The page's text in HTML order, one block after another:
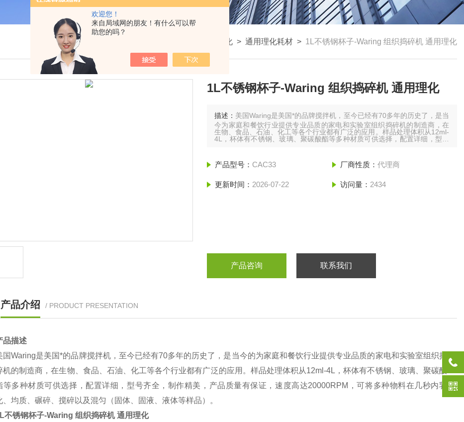
欢迎您！
来自局域网的朋友！有什么可以帮
助您的吗？
通用理化 > 通用理化耗材 > 1L不锈钢杯子-Waring 组织捣碎机 通用理化
1L不锈钢杯子-Waring 组织捣碎机 通用理化
描述： 美国Waring是美国*的品牌搅拌机，至今已经有70多年的历史了，是当
今为家庭和餐饮行业提供专业品质的家电和实验室组织捣碎机的制造商，在
生物、食品、石油、化工等各个行业都有广泛的应用。样品处理体积从12ml-
4L，杯体有不锈钢、玻璃、聚碳酸酯等多种材质可供选择，配置详细，型号
产品型号： CAC33 厂商性质： 代理商
更新时间： 2026-07-22 访问量： 2434
产品咨询 联系我们
产品介绍 / PRODUCT PRESENTATION
品描述
国Waring是美国*的品牌搅拌机，至今已经有70多年的历史了，是当今的为家庭和餐饮行业提供专业品质的家电和实验室组织捣
机的制造商，在生物、食品、石油、化工等各个行业都有广泛的应用。样品处理体积从12ml-4L，杯体有不锈钢、玻璃、聚碳酸
等多种材质可供选择，配置详细，型号齐全，制作精美，产品质量有保证，速度高达20000RPM，可将多种物料在几秒内乳
、均质、碾碎、搅碎以及混匀（固体、固液、液体等样品）。
不锈钢杯子-Waring 组织捣碎机 通用理化